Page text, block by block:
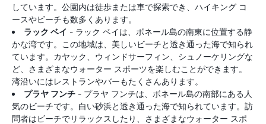
しています。公園内は徒歩または車で探索でき、ハイキング コ
ースやビーチも数多くあります。
ラック ベイ - ラック ベイは、ボネール島の南東に位置する静
かな湾です。この地域は、美しいビーチと透き通った海で知られ
ています。カヤック、ウィンドサーフィン、シュノーケリングな
ど、さまざまなウォーター スポーツを楽しむことができます。
湾沿いにはレストランやバーもたくさんあります。
プラヤ フンチ - プラヤ フンチは、ボネール島の南部にある人
気のビーチです。白い砂浜と透き通った海で知られています。訪
問者はビーチでリラックスしたり、さまざまなウォーター スポ